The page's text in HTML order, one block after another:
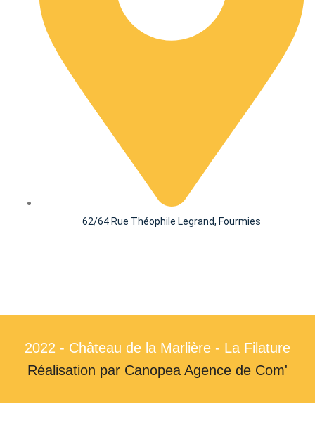
62/64 Rue Théophile Legrand, Fourmies
2022 - Château de la Marlière - La Filature
Réalisation par Canopea Agence de Com'